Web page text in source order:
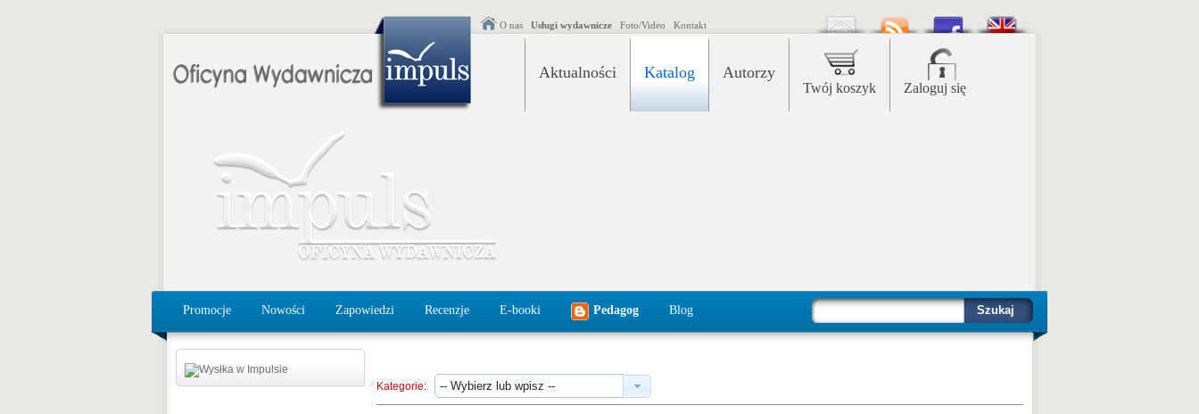
O nas Usługi wydawnicze Foto/Video Kontakt
Aktualności Katalog Autorzy
Twój koszyk Zaloguj się
Szukaj
Promocje Nowości Zapowiedzi Recenzje E-booki Pedagog Blog
Kategorie: